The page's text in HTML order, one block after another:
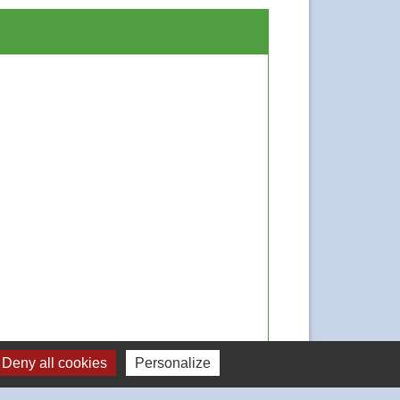
Deny all cookies Personalize